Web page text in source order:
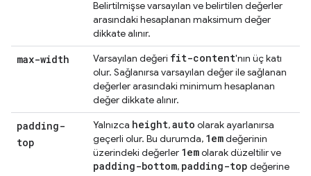
Belirtilmişse varsayılan ve belirtilen değerler
arasındaki hesaplanan maksimum değer
dikkate alınır.
max-width Varsayılan değeri fit-content'nın üç katı
olur. Sağlanırsa varsayılan değer ile sağlanan
değerler arasındaki minimum hesaplanan
değer dikkate alınır.
padding-
top
Yalnızca height,auto olarak ayarlanırsa
geçerli olur. Bu durumda, 1emdeğerinin
üzerindeki değerler 1emolarak düzeltilir ve
padding-bottom, padding-top değerine